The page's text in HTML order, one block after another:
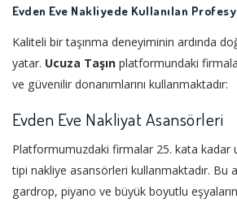
Evden Eve Nakliyede Kullanılan
Kaliteli bir taşınma deneyiminin ardında
yatar. Ucuza Taşın platformundaki
ve güvenilir donanımlarını kullanmaktadır:
Evden Eve Nakliyat Asansörleri
Platformumuzdaki firmalar 25. kata kadar
tipi nakliye asansörleri kullanmaktadır. Bu
gardrop, piyano ve büyük boyutlu